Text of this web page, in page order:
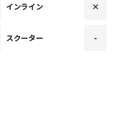
インライン ×
スクーター -